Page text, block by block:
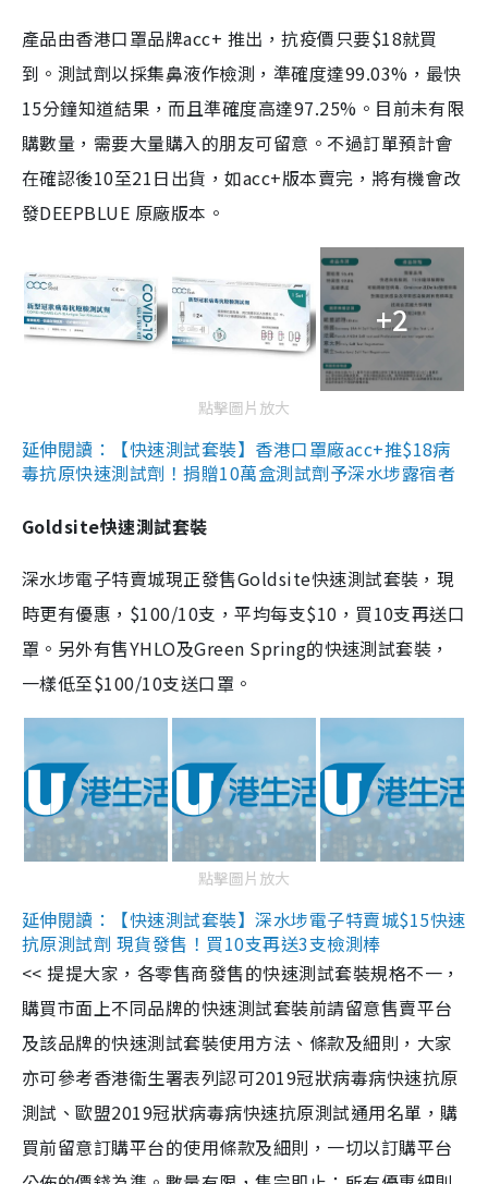
產品由香港口罩品牌acc+ 推出，抗疫價只要$18就買
到。測試劑以採集鼻液作檢測，準確度達99.03%，最快
15分鐘知道結果，而且準確度高達97.25%。目前未有限
購數量，需要大量購入的朋友可留意。不過訂單預計會
在確認後10至21日出貨，如acc+版本賣完，將有機會改
發DEEPBLUE 原廠版本。
+2
點擊圖片放大
延伸閱讀：【快速測試套裝】香港口罩廠acc+推$18病
毒抗原快速測試劑！捐贈10萬盒測試劑予深水埗露宿者
Goldsite快速測試套裝
深水埗電子特賣城現正發售Goldsite快速測試套裝，現
時更有優惠，$100/10支，平均每支$10，買10支再送口
罩。另外有售YHLO及Green Spring的快速測試套裝，
一樣低至$100/10支送口罩。
點擊圖片放大
延伸閱讀：【快速測試套裝】深水埗電子特賣城$15快速
抗原測試劑 現貨發售！買10支再送3支檢測棒
<< 提提大家，各零售商發售的快速測試套裝規格不一，
購買市面上不同品牌的快速測試套裝前請留意售賣平台
及該品牌的快速測試套裝使用方法、條款及細則，大家
亦可參考香港衞生署表列認可2019冠狀病毒病快速抗原
測試、歐盟2019冠狀病毒病快速抗原測試通用名單，購
買前留意訂購平台的使用條款及細則，一切以訂購平台